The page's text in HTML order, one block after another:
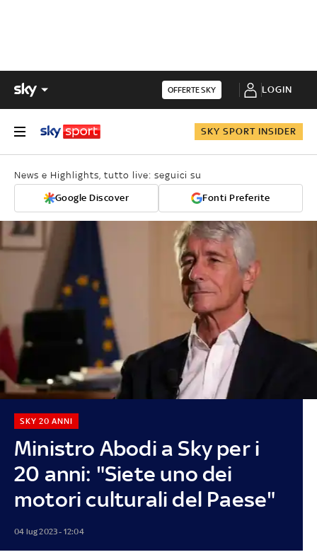
OFFERTE SKY LOGIN
SKY SPORT INSIDER
News e Highlights, tutto live: seguici su
Google Discover Fonti Preferite
Ministro Abodi a Sky per i
20 anni: "Siete uno dei
motori culturali del Paese"
SKY 20 ANNI
04 lug 2023 - 12:04